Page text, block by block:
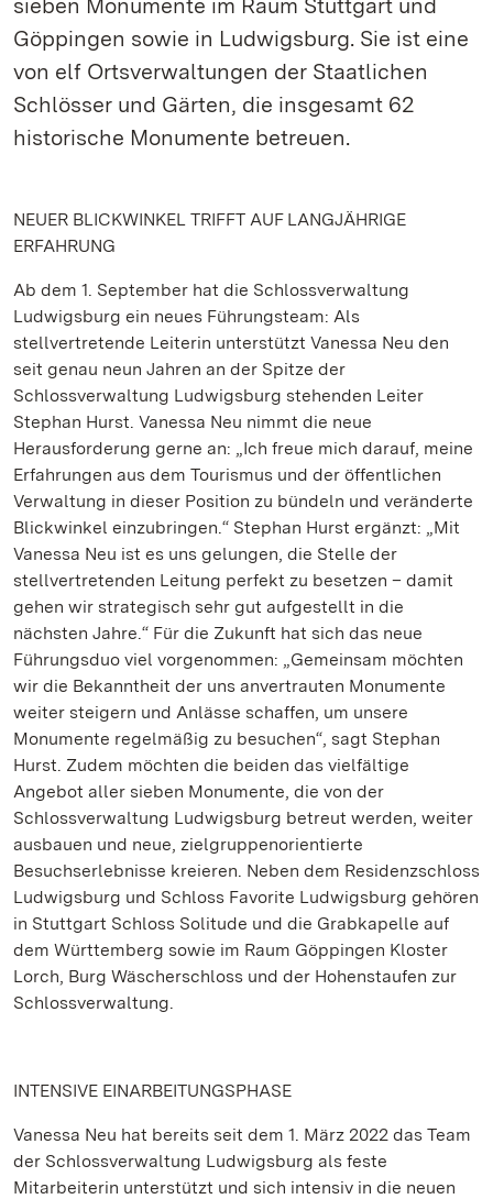
sieben Monumente im Raum Stuttgart und
Göppingen sowie in Ludwigsburg. Sie ist eine
von elf Ortsverwaltungen der Staatlichen
Schlösser und Gärten, die insgesamt 62
historische Monumente betreuen.
NEUER BLICKWINKEL TRIFFT AUF LANGJÄHRIGE
ERFAHRUNG
Ab dem 1. September hat die Schlossverwaltung
Ludwigsburg ein neues Führungsteam: Als
stellvertretende Leiterin unterstützt Vanessa Neu den
seit genau neun Jahren an der Spitze der
Schlossverwaltung Ludwigsburg stehenden Leiter
Stephan Hurst. Vanessa Neu nimmt die neue
Herausforderung gerne an: „Ich freue mich darauf, meine
Erfahrungen aus dem Tourismus und der öffentlichen
Verwaltung in dieser Position zu bündeln und veränderte
Blickwinkel einzubringen.“ Stephan Hurst ergänzt: „Mit
Vanessa Neu ist es uns gelungen, die Stelle der
stellvertretenden Leitung perfekt zu besetzen – damit
gehen wir strategisch sehr gut aufgestellt in die
nächsten Jahre.“ Für die Zukunft hat sich das neue
Führungsduo viel vorgenommen: „Gemeinsam möchten
wir die Bekanntheit der uns anvertrauten Monumente
weiter steigern und Anlässe schaffen, um unsere
Monumente regelmäßig zu besuchen“, sagt Stephan
Hurst. Zudem möchten die beiden das vielfältige
Angebot aller sieben Monumente, die von der
Schlossverwaltung Ludwigsburg betreut werden, weiter
ausbauen und neue, zielgruppenorientierte
Besuchserlebnisse kreieren. Neben dem Residenzschloss
Ludwigsburg und Schloss Favorite Ludwigsburg gehören
in Stuttgart Schloss Solitude und die Grabkapelle auf
dem Württemberg sowie im Raum Göppingen Kloster
Lorch, Burg Wäscherschloss und der Hohenstaufen zur
Schlossverwaltung.
INTENSIVE EINARBEITUNGSPHASE
Vanessa Neu hat bereits seit dem 1. März 2022 das Team
der Schlossverwaltung Ludwigsburg als feste
Mitarbeiterin unterstützt und sich intensiv in die neuen